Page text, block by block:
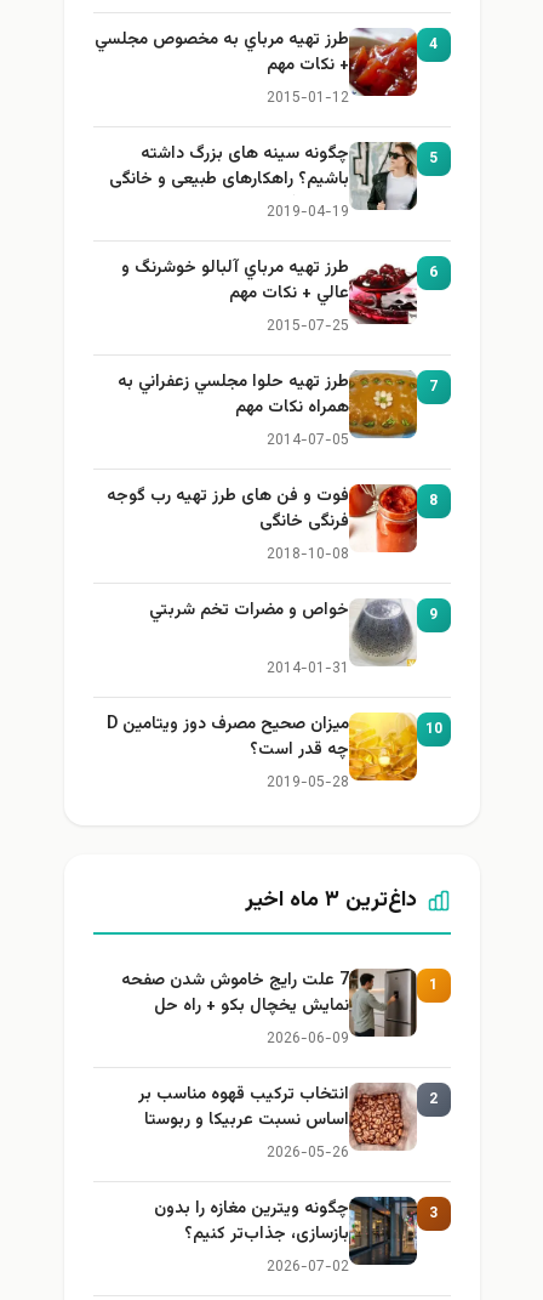
4
طرز تهيه مرباي به مخصوص مجلسي
+ نكات مهم
2015-01-12
5
چگونه سینه های بزرگ داشته
باشیم؟ راهکارهای طبیعی و خانگی
برای بزرگ کردن سینه
2019-04-19
6
طرز تهيه مرباي آلبالو خوشرنگ و
عالي + نكات مهم
2015-07-25
7
طرز تهيه حلوا مجلسي زعفراني به
همراه نكات مهم
2014-07-05
8
فوت و فن های طرز تهیه رب گوجه
فرنگی خانگی
2018-10-08
9 خواص و مضرات تخم شربتي
2014-01-31
10
میزان صحیح مصرف دوز ویتامین D
چه قدر است؟
2019-05-28
داغ‌ترین ۳ ماه اخیر
1
7 علت رایج خاموش شدن صفحه
نمایش یخچال بکو + راه حل
2026-06-09
2
انتخاب ترکیب قهوه مناسب بر
اساس نسبت عربیکا و ربوستا
2026-05-26
3
چگونه ویترین مغازه را بدون
بازسازی، جذاب‌تر کنیم؟
2026-07-02